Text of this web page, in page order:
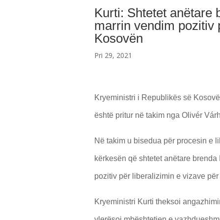
Kurti: Shtetet anëtare
marrin vendim pozitiv
Kosovën
Pri 29, 2021
Kryeministri i Republikës së
është pritur në takim nga Olivér
Në takim u bisedua për procesin e
kërkesën që shtetet anëtare
pozitiv për liberalizimin e vizave
Kryeministri Kurti theksoi